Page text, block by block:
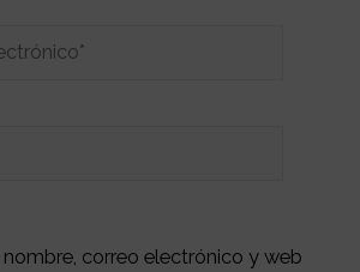
nombre, correo electrónico y web